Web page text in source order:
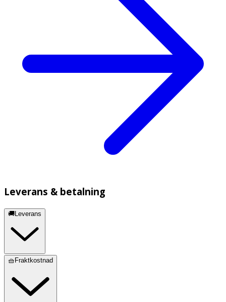
Leverans & betalning
🚚Leverans
🧺Fraktkostnad